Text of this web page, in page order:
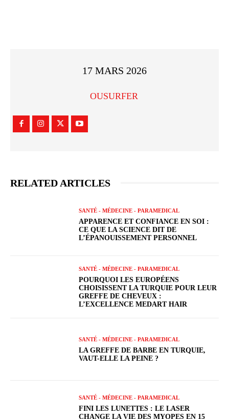
17 MARS 2026
OUSURFER
RELATED ARTICLES
SANTÉ - MÉDECINE - PARAMEDICAL
APPARENCE ET CONFIANCE EN SOI :
CE QUE LA SCIENCE DIT DE
L’ÉPANOUISSEMENT PERSONNEL
SANTÉ - MÉDECINE - PARAMEDICAL
POURQUOI LES EUROPÉENS
CHOISISSENT LA TURQUIE POUR LEUR
GREFFE DE CHEVEUX :
L’EXCELLENCE MEDART HAIR
SANTÉ - MÉDECINE - PARAMEDICAL
LA GREFFE DE BARBE EN TURQUIE,
VAUT-ELLE LA PEINE ?
SANTÉ - MÉDECINE - PARAMEDICAL
FINI LES LUNETTES : LE LASER
CHANGE LA VIE DES MYOPES EN 15